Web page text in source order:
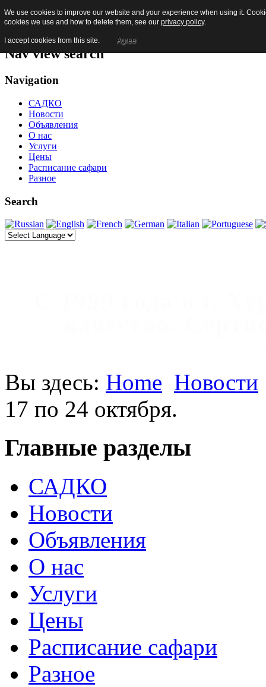
Skip to content
Jump to main navigation and login
Nav view search
Navigation
САДКО
Новости
Объявления
О нас
Услуги
Цены
Расписание сафари
Разное
Search
Вы здесь: Home Новости
17 по 24 октября.
Главные разделы
САДКО
Новости
Объявления
О нас
Услуги
Цены
Расписание сафари
Разное
We use cookies to improve our website and your experience when using it.
cookies we use and how to delete them, see our privacy policy.
I accept cookies from this site. Agree